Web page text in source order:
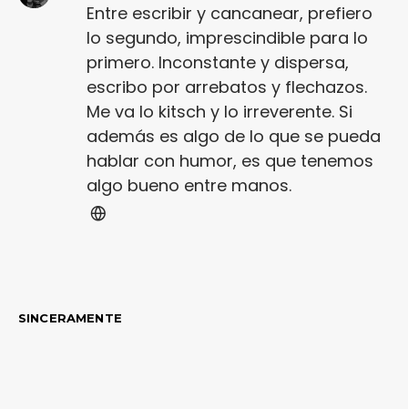
Entre escribir y cancanear, prefiero
lo segundo, imprescindible para lo
primero. Inconstante y dispersa,
escribo por arrebatos y flechazos.
Me va lo kitsch y lo irreverente. Si
además es algo de lo que se pueda
hablar con humor, es que tenemos
algo bueno entre manos.
SINCERAMENTE